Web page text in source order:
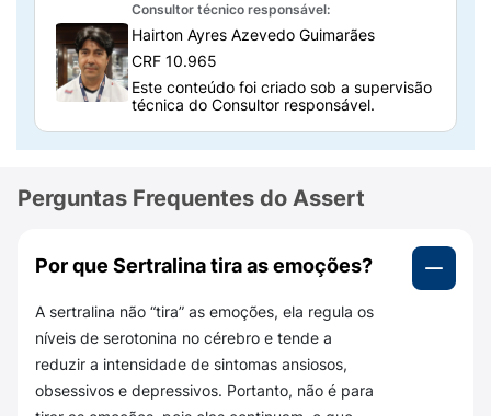
Cada comprimido de Assert contém
de sertralina(cloridrato de sertralina) como
princípio ativo. Além disso, conta com os
seguintes excipientes:
amidoglicolato de sódio, estearato de
O Assert atua aumentando a disponibilidade
de serotonina no cérebro. Isso impulsiona
uma melhora no humor, diminui sintomas de
ansiedade e controla compulsões, resultando
Consultor técnico responsável:
Hairton Ayres Azevedo Guimarães
CRF 10.965
Este conteúdo foi criado sob a supervisão
técnica do Consultor responsável.
Perguntas Frequentes do Assert
Por que Sertralina tira as emoções?
A sertralina não “tira” as emoções, ela regula os
níveis de serotonina no cérebro e tende a
reduzir a intensidade de sintomas ansiosos,
obsessivos e depressivos. Portanto, não é para